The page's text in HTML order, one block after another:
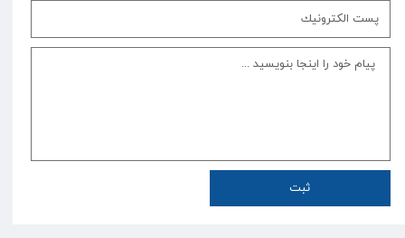
ثبت